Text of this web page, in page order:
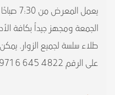
الجمعة ومجهز جيداً بكافة
طلاء سلسة لجميع الزوار. يمكن
على الرقم 4822 645 6 971+